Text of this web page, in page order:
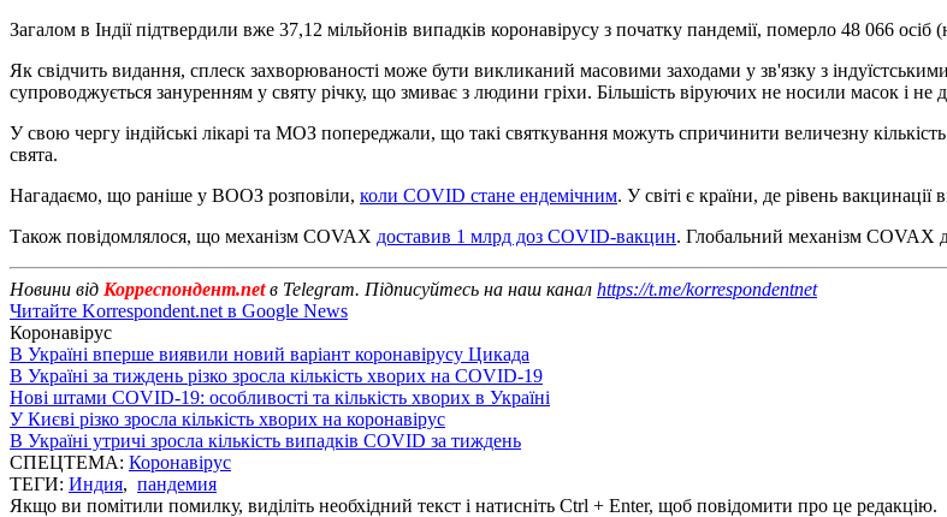
Загалом в Індії підтвердили вже 37,12 мільйонів випадків коронавірусу з початку пандемії, померло 48 066 осіб
Як свідчить видання, сплеск захворюваності може бути викликаний масовими заходами у зв'язку з
супроводжується зануренням у святу річку, що змиває з людини гріхи. Більшість віруючих не носили масок і
У свою чергу індійські лікарі та МОЗ попереджали, що такі святкування можуть спричинити величезну
свята.
Нагадаємо, що раніше у ВООЗ розповіли, коли COVID стане ендемічним. У світі є країни, де рівень
Також повідомлялося, що механізм COVAX доставив 1 млрд доз COVID-вакцин. Глобальний механізм COVAX
Новини від Корреспондент.netв Telegram. Підписуйтесь на наш канал https://t.me/korrespondentnet
Читайте Korrespondent.net в Google News
Коронавірус
В Україні вперше виявили новий варіант коронавірусу Цикада
В Україні за тиждень різко зросла кількість хворих на COVID-19
Нові штами COVID-19: особливості та кількість хворих в Україні
У Києві різко зросла кількість хворих на коронавірус
В Україні утричі зросла кількість випадків COVID за тиждень
СПЕЦТЕМА: Коронавірус
ТЕГИ: Индия, пандемия
Якщо ви помітили помилку, виділіть необхідний текст і натисніть Ctrl + Enter, щоб повідомити про це редакцію.